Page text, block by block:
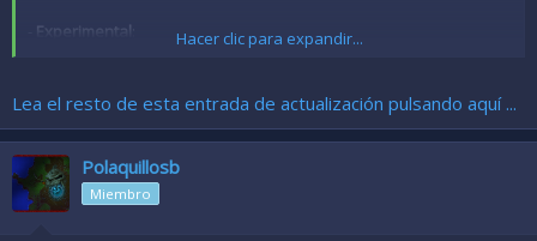
Experimental
- Activado Hazard System en Config.lua
Hacer clic para expandir...
Lea el resto de esta entrada de actualización pulsando aquí ...
Polaquillosb
Miembro